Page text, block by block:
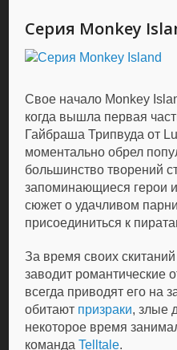
Серия Monkey
Свое начало Monkey
когда вышла первая
Гайбраша Трипвуда от
моментально обрел
большинство творений
запоминающиеся герои
сюжет о удачливом
присоединиться к
За время своих
заводит романтические
всегда приводят его на
обитают призраки, злые
некоторое время
командаTelltale.